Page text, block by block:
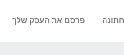
פרסם את העסק שלך